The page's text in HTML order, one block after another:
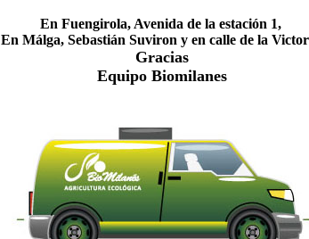
En Fuengirola, Avenida de la estación 1,
En Málga, Sebastián Suviron y en calle de la
Gracias
Equipo Biomilanes